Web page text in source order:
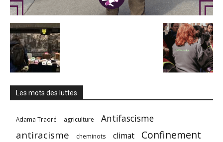
Les mots des luttes
Adama Traoré agriculture Antifascisme
antiracisme cheminots climat Confinement